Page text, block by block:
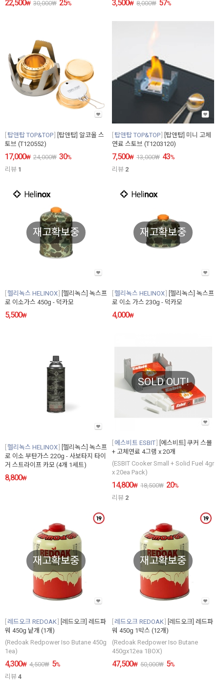
22,500₩ 30,000₩ 25% 3,500₩ 8,000₩ 57%
탑앤탑 TOP&TOP
[탑앤탑] 알코올 스
토브 (T120552)
17,000₩ 24,000₩ 30%
리뷰 1
탑앤탑 TOP&TOP
[탑앤탑] 미니 고체
연료 스토브 (T1203120)
7,500₩ 13,000₩ 43%
리뷰 2
재고확보중
헬리녹스 HELINOX
[헬리녹스] 녹스프
로 이소가스 450g - 덕카모
5,500₩
재고확보중
헬리녹스 HELINOX
[헬리녹스] 녹스프
로 이소 가스 230g - 덕카모
4,000₩
헬리녹스 HELINOX
[헬리녹스] 녹스프
로 이소 부탄가스 220g - 사보타지 타이
거 스트라이프 카모 (4개 1세트)
8,800₩
SOLD OUT!
에스비트 ESBIT
[에스비트] 쿠커 스몰
+ 고체연료 4그램 x 20개
(ESBIT Cooker Small + Solid Fuel 4gr
x 20ea Pack)
14,800₩ 18,500₩ 20%
리뷰 2
재고확보중
레드오크 REDOAK
[레드오크] 레드파
워 450g 낱개 (1개)
(Redoak Redpower Iso Butane 450g
1ea)
4,300₩ 4,500₩ 5%
리뷰 4
재고확보중
레드오크 REDOAK
[레드오크] 레드파
워 450g 1박스 (12개)
(Redoak Redpower Iso Butane
450gx12ea 1BOX)
47,500₩ 50,000₩ 5%